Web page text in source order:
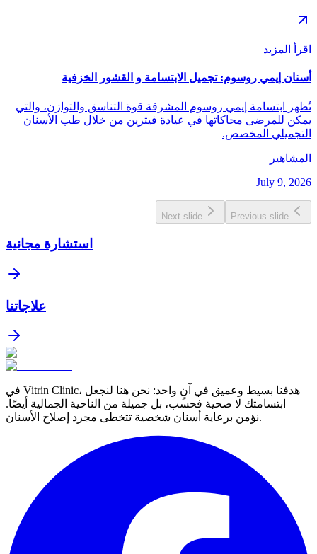
اقرأ المزيد
أسنان إيمي روسوم: تجميل الابتسامة و القشور الخزفية
تُظهر ابتسامة إيمي روسوم المشرقة قوة التناسق والتوازن، والتي
يمكن للمرضى محاكاتها في عيادة فيترين من خلال طب الأسنان
التجميلي المخصص.
المشاهير
July 9, 2026
Previous slide
Next slide
استشارة مجانية
علاجاتنا
في Vitrin Clinic، هدفنا بسيط وعميق في آنٍ واحد: نحن هنا لنجعل
ابتسامتك لا صحية فحسب، بل جميلة من الناحية الجمالية أيضًا.
نؤمن برعاية أسنان شخصية تتخطى مجرد إصلاح الأسنان.